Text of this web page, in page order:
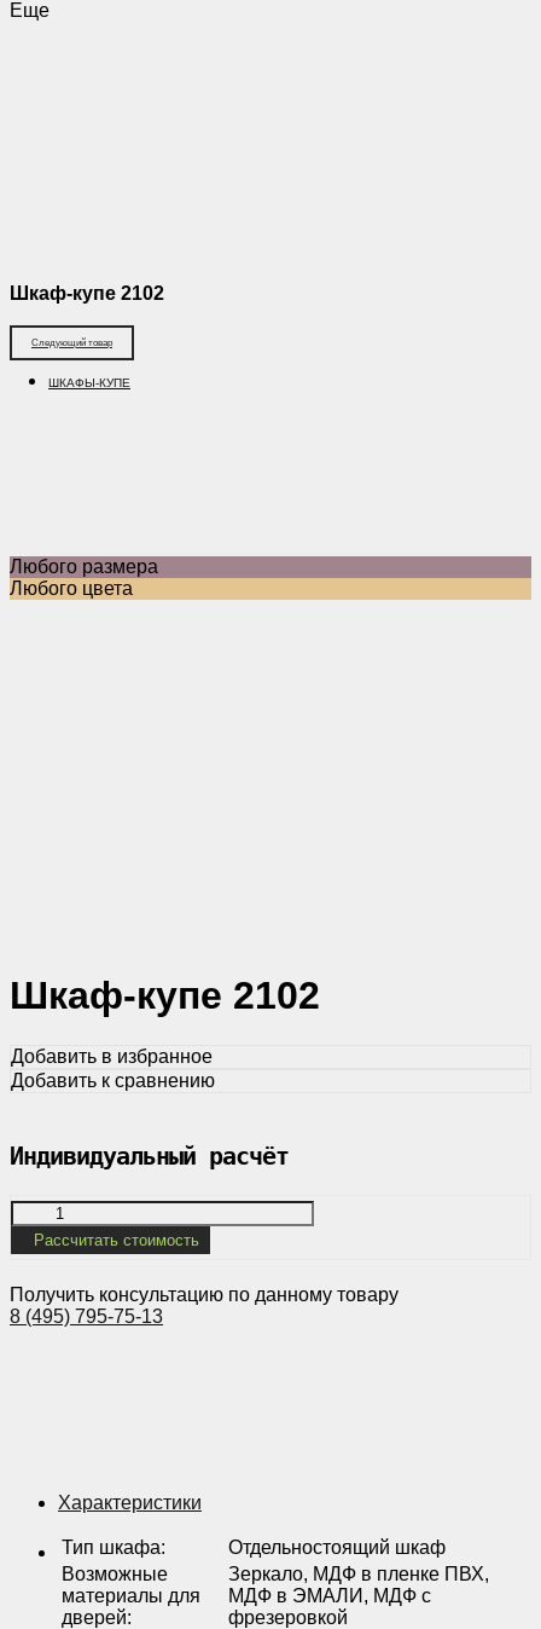
Еще
Шкаф-купе 2102
Следующий товар
ШКАФЫ-КУПЕ
Любого размера
Любого цвета
Шкаф-купе 2102
Добавить в избранное
Добавить к сравнению
Индивидуальный расчёт
Рассчитать стоимость
Получить консультацию по данному товару
8 (495) 795-75-13
Характеристики
Тип шкафа:
Отдельностоящий шкаф
Возможные
материалы для
дверей:
Зеркало, МДФ в пленке ПВХ,
МДФ в ЭМАЛИ, МДФ с
фрезеровкой